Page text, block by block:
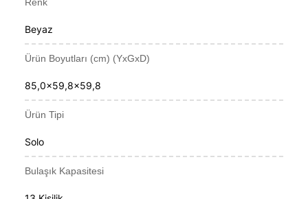
Beyaz
Ürün Boyutları (cm) (YxGxD)
85,0x59,8x59,8
Ürün Tipi
Solo
Bulaşık Kapasitesi